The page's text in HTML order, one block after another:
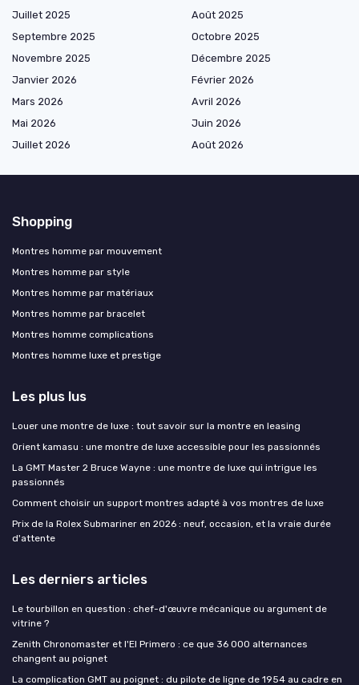
Juillet 2025
Août 2025
Septembre 2025
Octobre 2025
Novembre 2025
Décembre 2025
Janvier 2026
Février 2026
Mars 2026
Avril 2026
Mai 2026
Juin 2026
Juillet 2026
Août 2026
Shopping
Montres homme par mouvement
Montres homme par style
Montres homme par matériaux
Montres homme par bracelet
Montres homme complications
Montres homme luxe et prestige
Les plus lus
Louer une montre de luxe : tout savoir sur la montre en leasing
Orient kamasu : une montre de luxe accessible pour les passionnés
La GMT Master 2 Bruce Wayne : une montre de luxe qui intrigue les
passionnés
Comment choisir un support montres adapté à vos montres de luxe
Prix de la Rolex Submariner en 2026 : neuf, occasion, et la vraie durée
d'attente
Les derniers articles
Le tourbillon en question : chef-d'œuvre mécanique ou argument de
vitrine ?
Zenith Chronomaster et l'El Primero : ce que 36 000 alternances
changent au poignet
La complication GMT au poignet : du pilote de ligne de 1954 au cadre en